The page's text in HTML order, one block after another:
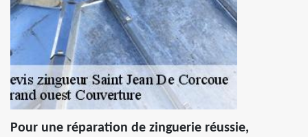
Pour une réparation de zinguerie réussie,